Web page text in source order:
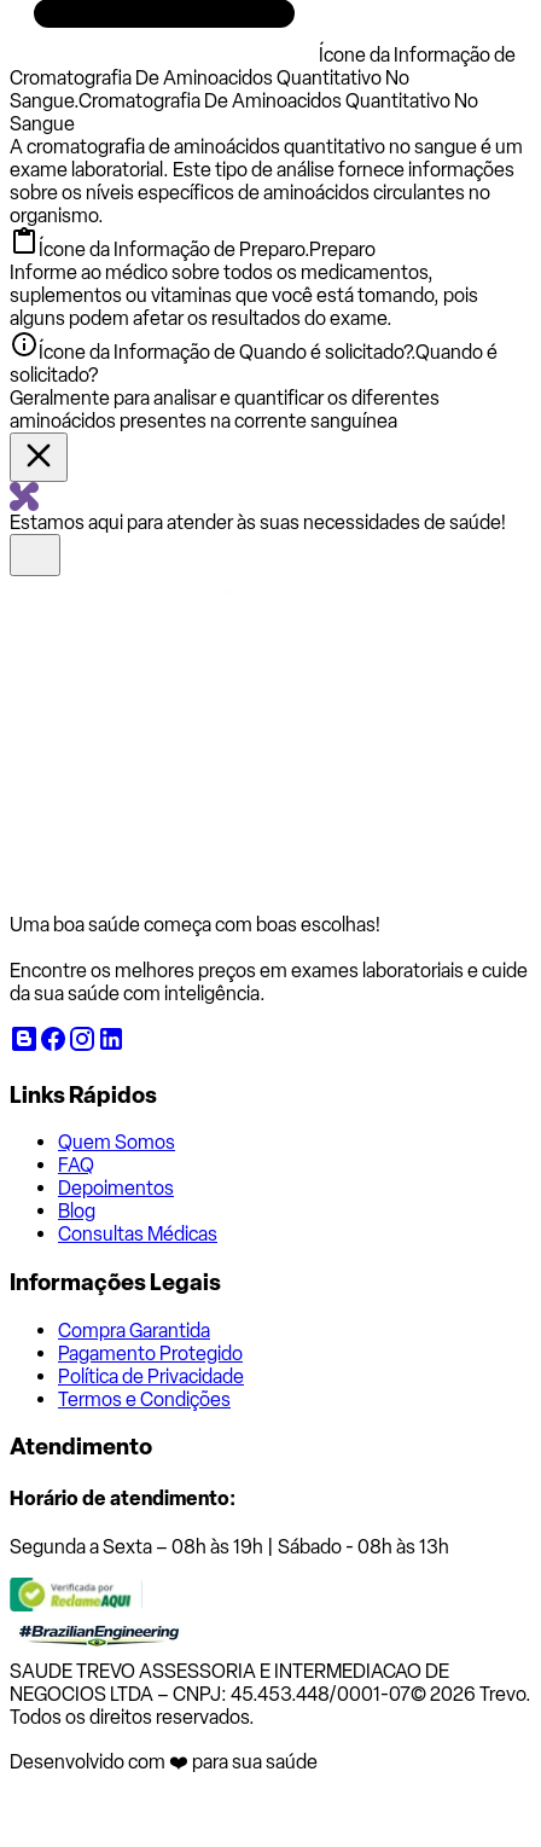
Ícone da Informação de
Cromatografia De Aminoacidos Quantitativo No
Sangue.Cromatografia De Aminoacidos Quantitativo No
Sangue
A cromatografia de aminoácidos quantitativo no sangue é um
exame laboratorial. Este tipo de análise fornece informações
sobre os níveis específicos de aminoácidos circulantes no
organismo.
Ícone da Informação de Preparo.Preparo
Informe ao médico sobre todos os medicamentos,
suplementos ou vitaminas que você está tomando, pois
alguns podem afetar os resultados do exame.
Ícone da Informação de Quando é solicitado?.Quando é
solicitado?
Geralmente para analisar e quantificar os diferentes
aminoácidos presentes na corrente sanguínea
Estamos aqui para atender às suas necessidades de saúde!
Uma boa saúde começa com boas escolhas!
Encontre os melhores preços em exames laboratoriais e cuide
da sua saúde com inteligência.
Links Rápidos
Quem Somos
FAQ
Depoimentos
Blog
Consultas Médicas
Informações Legais
Compra Garantida
Pagamento Protegido
Política de Privacidade
Termos e Condições
Atendimento
Horário de atendimento:
Segunda a Sexta – 08h às 19h | Sábado - 08h às 13h
SAUDE TREVO ASSESSORIA E INTERMEDIACAO DE
NEGOCIOS LTDA – CNPJ: 45.453.448/0001-07© 2026 Trevo.
Todos os direitos reservados.
Desenvolvido com ❤️ para sua saúde